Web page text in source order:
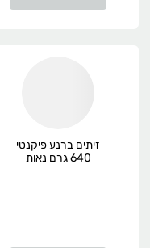
זיתים ברנע פיקנטי
640 גרם נאות